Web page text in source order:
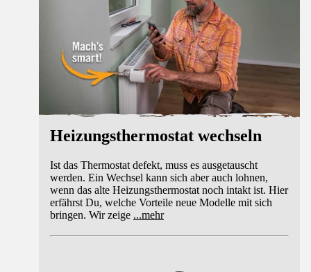
Heizungsthermostat wechseln
Ist das Thermostat defekt, muss es ausgetauscht
werden. Ein Wechsel kann sich aber auch lohnen,
wenn das alte Heizungsthermostat noch intakt ist. Hier
erfährst Du, welche Vorteile neue Modelle mit sich
bringen. Wir zeige ...mehr